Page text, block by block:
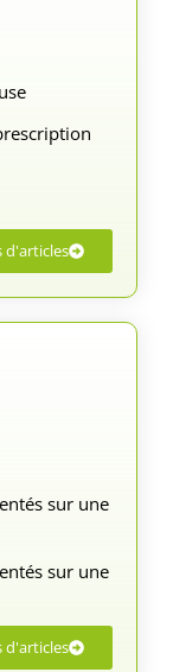
d'articles
sur une
sur une
d'articles